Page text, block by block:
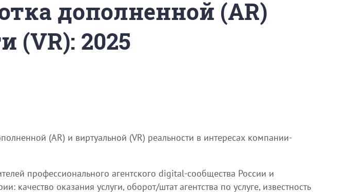
дополненной (AR)
(VR): 2025
(AR) и виртуальной (VR) реальности в интересах компании-
профессионального агентского digital-сообщества России и
оказания услуги, оборот/штат агентства по услуге, известность